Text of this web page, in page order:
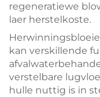
regeneratiewe
laer herstelkoste.
kan verskillende
verstelbare
hulle nuttig is in